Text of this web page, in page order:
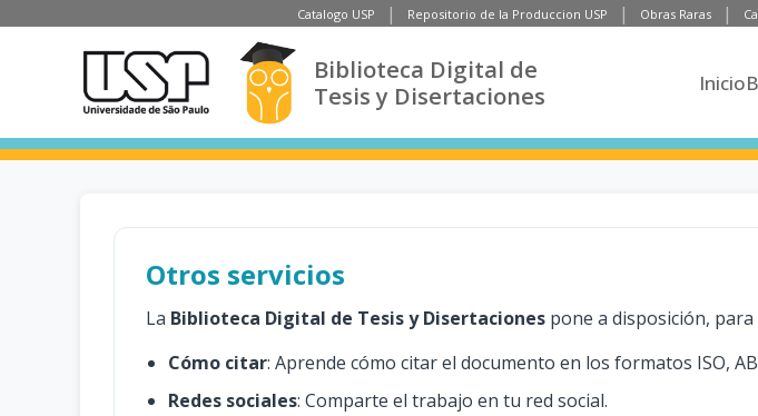
Catalogo USP Repositorio de la Produccion USP Obras Raras
Biblioteca Digital de
Tesis y Disertaciones
Inicio
Otros servicios
La Biblioteca Digital de Tesis y Disertaciones pone a disposición,
Cómo citar: Aprende cómo citar el documento en los formatos ISO,
Redes sociales: Comparte el trabajo en tu red social.